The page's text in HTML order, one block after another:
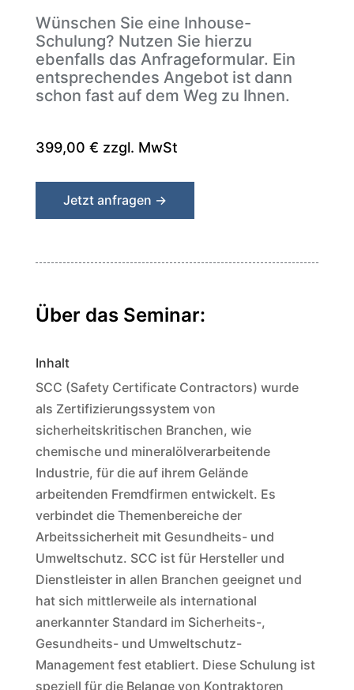
Wünschen Sie eine Inhouse-
Schulung? Nutzen Sie hierzu
ebenfalls das Anfrageformular. Ein
entsprechendes Angebot ist dann
schon fast auf dem Weg zu Ihnen.
399,00 € zzgl. MwSt
Jetzt anfragen →
Über das Seminar:
Inhalt
SCC (Safety Certificate Contractors) wurde
als Zertifizierungssystem von
sicherheitskritischen Branchen, wie
chemische und mineralölverarbeitende
Industrie, für die auf ihrem Gelände
arbeitenden Fremdfirmen entwickelt. Es
verbindet die Themenbereiche der
Arbeitssicherheit mit Gesundheits- und
Umweltschutz. SCC ist für Hersteller und
Dienstleister in allen Branchen geeignet und
hat sich mittlerweile als international
anerkannter Standard im Sicherheits-,
Gesundheits- und Umweltschutz-
Management fest etabliert. Diese Schulung ist
speziell für die Belange von Kontraktoren